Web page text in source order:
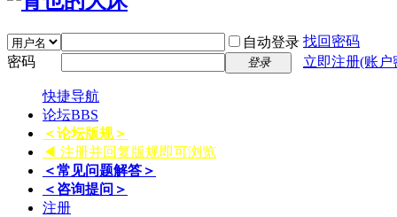
自动登录 找回密码
密码
登录 立即注册(账
快捷导航
论坛BBS
＜论坛版规＞
◀ 注册并回复版规即可浏览
＜常见问题解答＞
＜咨询提问＞
注册